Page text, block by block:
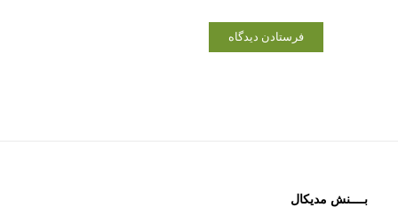
بــــنش مدیکال